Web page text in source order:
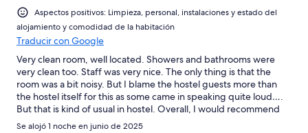
Aspectos positivos: Limpieza, personal, instalaciones y estado del
alojamiento y comodidad de la habitación
Traducir con Google
Very clean room, well located. Showers and bathrooms were
very clean too. Staff was very nice. The only thing is that the
room was a bit noisy. But I blame the hostel guests more than
the hostel itself for this as some came in speaking quite loud….
But that is kind of usual in hostel. Overall, I would recommend
this place.
Se alojó 1 noche en junio de 2025